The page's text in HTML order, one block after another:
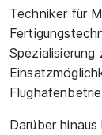
Techniker für
Spezialisierung
Darüber